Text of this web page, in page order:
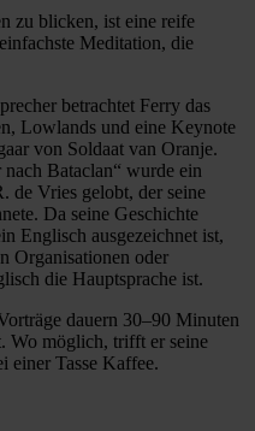
zu blicken, ist eine reife
Meditation, die
betrachtet Ferry das
Lowlands und eine Keynote
von Soldaat van Oranje.
nach Bataclan“ wurde ein
de Vries gelobt, der seine
Da seine Geschichte
Englisch ausgezeichnet ist,
Organisationen oder
die Hauptsprache ist.
dauern 30–90 Minuten
Wo möglich, trifft er seine
einer Tasse Kaffee.